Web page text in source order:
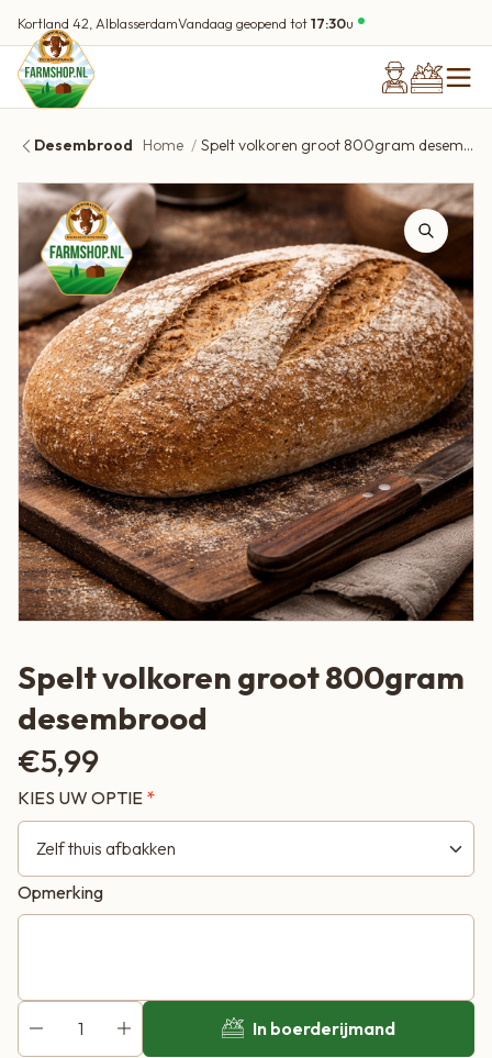
Kortland 42, AlblasserdamVandaag geopend tot17:30u
Desembrood Home Spelt volkoren groot 800gram desembrood
Spelt volkoren groot 800gram
desembrood
€5,99
KIES UW OPTIE
Opmerking
In boerderijmand